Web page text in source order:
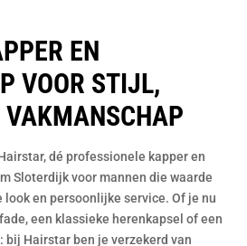
EN
VOOR STIJL,
VAKMANSCHAP
dé professionele kapper en
Sloterdijk voor mannen die waarde
look en persoonlijke service. Of je nu
een klassieke herenkapsel of een
bij Hairstar ben je verzekerd van